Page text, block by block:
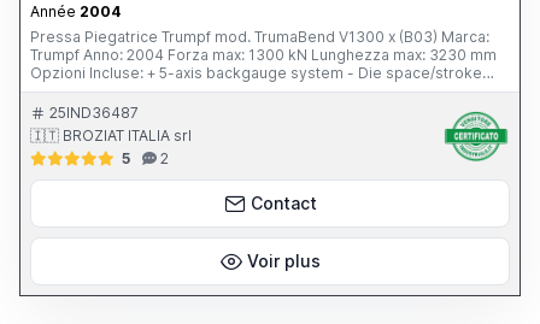
Année 2004
Pressa Piegatrice Trumpf mod. TrumaBend V1300 x (B03) Marca:
Trumpf Anno: 2004 Forza max: 1300 kN Lunghezza max: 3230 mm
Opzioni Incluse: + 5-axis backgauge system - Die space/stroke
extension +230 mm + Hydraulic and hardened upper tool clamping
+ Crowning CNC + BendGuard + 2pcs. Support brackets
25IND36487
🇮🇹 BROZIAT ITALIA srl
5
2
Contact
Voir plus